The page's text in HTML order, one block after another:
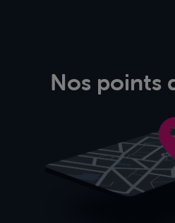
Nos points